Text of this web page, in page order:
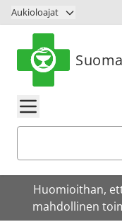
Siirry sisältöön
Aukioloajat
Huomioithan,
mahdollinen